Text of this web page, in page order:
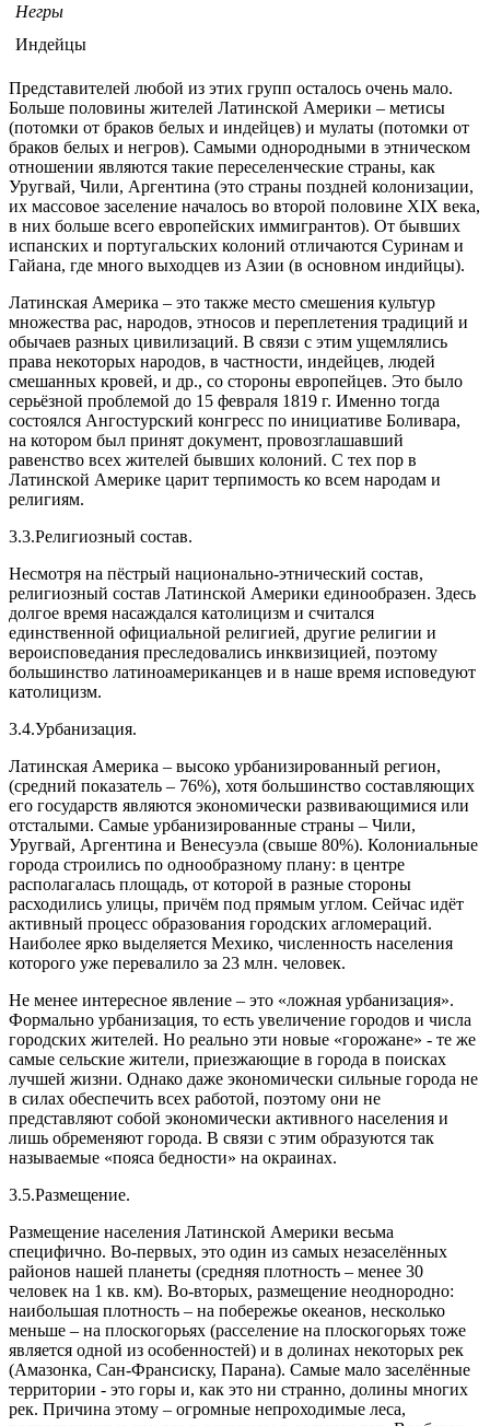
Негры
Индейцы
Представителей любой из этих групп осталось очень мало.
Больше половины жителей Латинской Америки – метисы
(потомки от браков белых и индейцев) и мулаты (потомки от
браков белых и негров). Самыми однородными в этническом
отношении являются такие переселенческие страны, как
Уругвай, Чили, Аргентина (это страны поздней колонизации,
их массовое заселение началось во второй половине XIX века,
в них больше всего европейских иммигрантов). От бывших
испанских и португальских колоний отличаются Суринам и
Гайана, где много выходцев из Азии (в основном индийцы).
Латинская Америка – это также место смешения культур
множества рас, народов, этносов и переплетения традиций и
обычаев разных цивилизаций. В связи с этим ущемлялись
права некоторых народов, в частности, индейцев, людей
смешанных кровей, и др., со стороны европейцев. Это было
серьёзной проблемой до 15 февраля 1819 г. Именно тогда
состоялся Ангостурский конгресс по инициативе Боливара,
на котором был принят документ, провозглашавший
равенство всех жителей бывших колоний. С тех пор в
Латинской Америке царит терпимость ко всем народам и
религиям.
3.3.Религиозный состав.
Несмотря на пёстрый национально-этнический состав,
религиозный состав Латинской Америки единообразен. Здесь
долгое время насаждался католицизм и считался
единственной официальной религией, другие религии и
вероисповедания преследовались инквизицией, поэтому
большинство латиноамериканцев и в наше время исповедуют
католицизм.
3.4.Урбанизация.
Латинская Америка – высоко урбанизированный регион,
(средний показатель – 76%), хотя большинство составляющих
его государств являются экономически развивающимися или
отсталыми. Самые урбанизированные страны – Чили,
Уругвай, Аргентина и Венесуэла (свыше 80%). Колониальные
города строились по однообразному плану: в центре
располагалась площадь, от которой в разные стороны
расходились улицы, причём под прямым углом. Сейчас идёт
активный процесс образования городских агломераций.
Наиболее ярко выделяется Мехико, численность населения
которого уже перевалило за 23 млн. человек.
Не менее интересное явление – это «ложная урбанизация».
Формально урбанизация, то есть увеличение городов и числа
городских жителей. Но реально эти новые «горожане» - те же
самые сельские жители, приезжающие в города в поисках
лучшей жизни. Однако даже экономически сильные города не
в силах обеспечить всех работой, поэтому они не
представляют собой экономически активного населения и
лишь обременяют города. В связи с этим образуются так
называемые «пояса бедности» на окраинах.
3.5.Размещение.
Размещение населения Латинской Америки весьма
специфично. Во-первых, это один из самых незаселённых
районов нашей планеты (средняя плотность – менее 30
человек на 1 кв. км). Во-вторых, размещение неоднородно:
наибольшая плотность – на побережье океанов, несколько
меньше – на плоскогорьях (расселение на плоскогорьях тоже
является одной из особенностей) и в долинах некоторых рек
(Амазонка, Сан-Франсиску, Парана). Самые мало заселённые
территории - это горы и, как это ни странно, долины многих
рек. Причина этому – огромные непроходимые леса,